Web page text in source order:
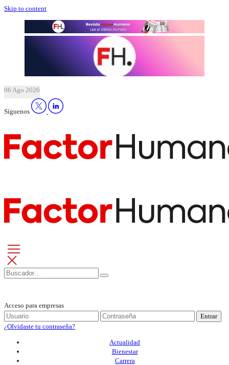
Skip to content
06 Ago 2026
Síguenos
Acceso para empresas
Entrar
¿Olvidaste tu contraseña?
Actualidad
Bienestar
Carrera